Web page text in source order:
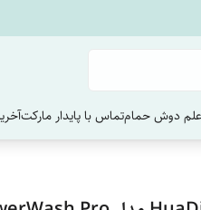
علم دوش حمامتماس با پایدار مارکت